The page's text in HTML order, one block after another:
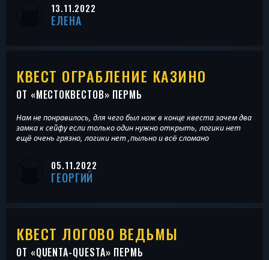
13.11.2022
ЕЛЕНА
КВЕСТ ОГРАБЛЕНИЕ КАЗИНО
ОТ «МЕСТОКВЕСТОВ» ПЕРМЬ
Нам не понравилось, для чего был нож в конце квеста зачем два
замка к сейфу если только один нужно открыть, логики нет
ещë очень грязно, логики нет ,пыльно и всë сломано
05.11.2022
ГЕОРГИЙ
КВЕСТ ЛОГОВО ВЕДЬМЫ
ОТ «QUENTA-QUESTA» ПЕРМЬ